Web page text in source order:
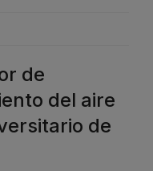
de
del aire
de